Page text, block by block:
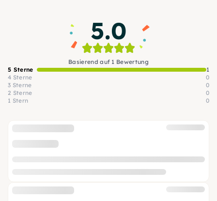
5.0
Basierend auf 1 Bewertung
5 Sterne
1
4 Sterne
0
3 Sterne
0
2 Sterne
0
1 Stern
0